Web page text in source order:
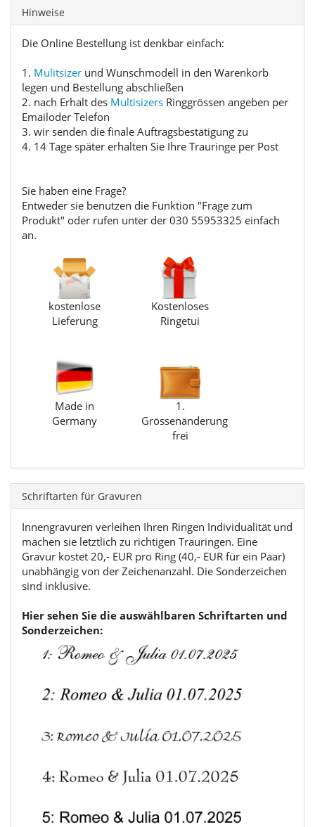
Hinweise
Die Online Bestellung ist denkbar einfach:
1. Mulitsizer und Wunschmodell in den Warenkorb
legen und Bestellung abschließen
2. nach Erhalt des Multisizers Ringgrössen angeben per
Emailoder Telefon
3. wir senden die finale Auftragsbestätigung zu
4. 14 Tage später erhalten Sie Ihre Trauringe per Post
Sie haben eine Frage?
Entweder sie benutzen die Funktion "Frage zum
Produkt" oder rufen unter der 030 55953325 einfach
an.
kostenlose
Lieferung
Kostenloses
Ringetui
Made in
Germany
1.
Grössenänderung
frei
Schriftarten für Gravuren
Innengravuren verleihen Ihren Ringen Individualität und
machen sie letztlich zu richtigen Trauringen. Eine
Gravur kostet 20,- EUR pro Ring (40,- EUR für ein Paar)
unabhängig von der Zeichenanzahl. Die Sonderzeichen
sind inklusive.
Hier sehen Sie die auswählbaren Schriftarten und
Sonderzeichen: